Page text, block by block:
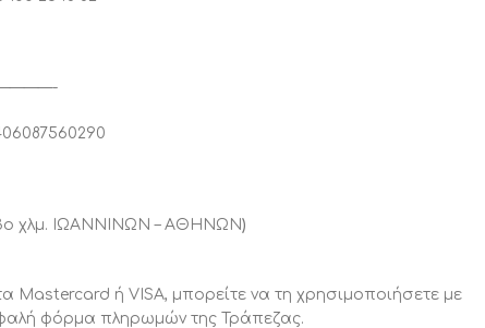
χλμ. ΙΩΑΝΝΙΝΩΝ – ΑΘΗΝΩΝ)
Mastercard ή VISA, μπορείτε να τη χρησιμοποιήσετε με
φόρμα πληρωμών της Τράπεζας.